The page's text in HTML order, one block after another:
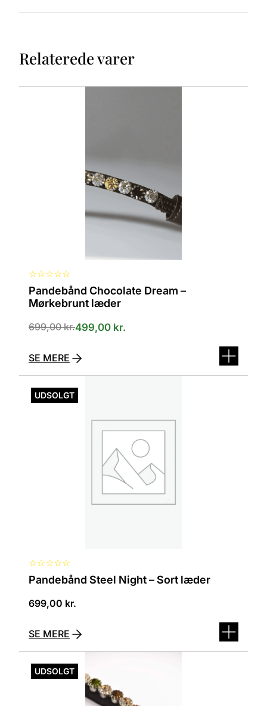
Relaterede varer
☆☆☆☆☆
Pandebånd Chocolate Dream –
Mørkebrunt læder
699,00kr.499,00 kr.
SE MERE
UDSOLGT
☆☆☆☆☆
Pandebånd Steel Night – Sort læder
699,00 kr.
vare
har
SE MERE
UDSOLGT
vare
har